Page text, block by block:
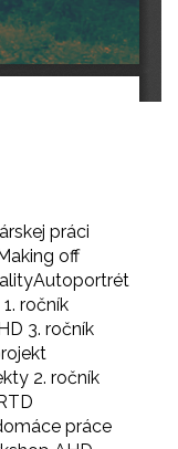
práci
off
Autoportrét
ročník
3. ročník
2. ročník
práce